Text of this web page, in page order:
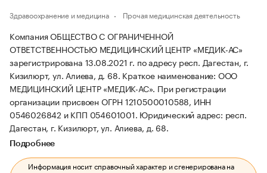
Здравоохранение и медицина Прочая медицинская деятельность
Компания ОБЩЕСТВО С ОГРАНИЧЕННОЙ
ОТВЕТСТВЕННОСТЬЮ МЕДИЦИНСКИЙ ЦЕНТР «МЕДИК-АС»
зарегистрирована 13.08.2021 г. по адресу респ. Дагестан, г.
Кизилюрт, ул. Алиева, д. 68. Краткое наименование: ООО
МЕДИЦИНСКИЙ ЦЕНТР «МЕДИК-АС». При регистрации
организации присвоен ОГРН 1210500010588, ИНН
0546026842 и КПП 054601001. Юридический адрес: респ.
Дагестан, г. Кизилюрт, ул. Алиева, д. 68.
Подробнее
Информация носит справочный характер и сгенерирована на